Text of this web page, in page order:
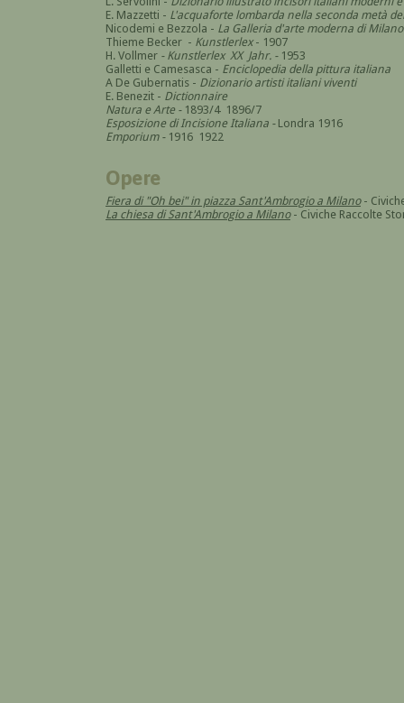
E. Mazzetti - L'acquaforte lombarda nella seconda metà
Nicodemi e Bezzola - La Galleria d'arte moderna di Milano
Thieme Becker - Kunstlerlex- 1907
H. Vollmer - Kunstlerlex XX Jahr. - 1953
Galletti e Camesasca - Enciclopedia della pittura italiana
A De Gubernatis - Dizionario artisti italiani viventi
E. Benezit - Dictionnaire
Natura e Arte - 1893/4 1896/7
Esposizione di Incisione Italiana - Londra 1916
Emporium - 1916 1922
Opere
Fiera di "Oh bei" in piazza Sant'Ambrogio a Milano-
La chiesa di Sant'Ambrogio a Milano- Civiche Raccolte